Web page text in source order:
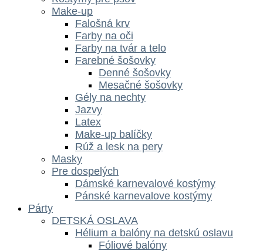
Make-up
Falošná krv
Farby na oči
Farby na tvár a telo
Farebné šošovky
Denné šošovky
Mesačné šošovky
Gély na nechty
Jazvy
Latex
Make-up balíčky
Rúž a lesk na pery
Masky
Pre dospelých
Dámské karnevalové kostýmy
Pánské karnevalove kostýmy
Párty
DETSKÁ OSLAVA
Hélium a balóny na detskú oslavu
Fóliové balóny